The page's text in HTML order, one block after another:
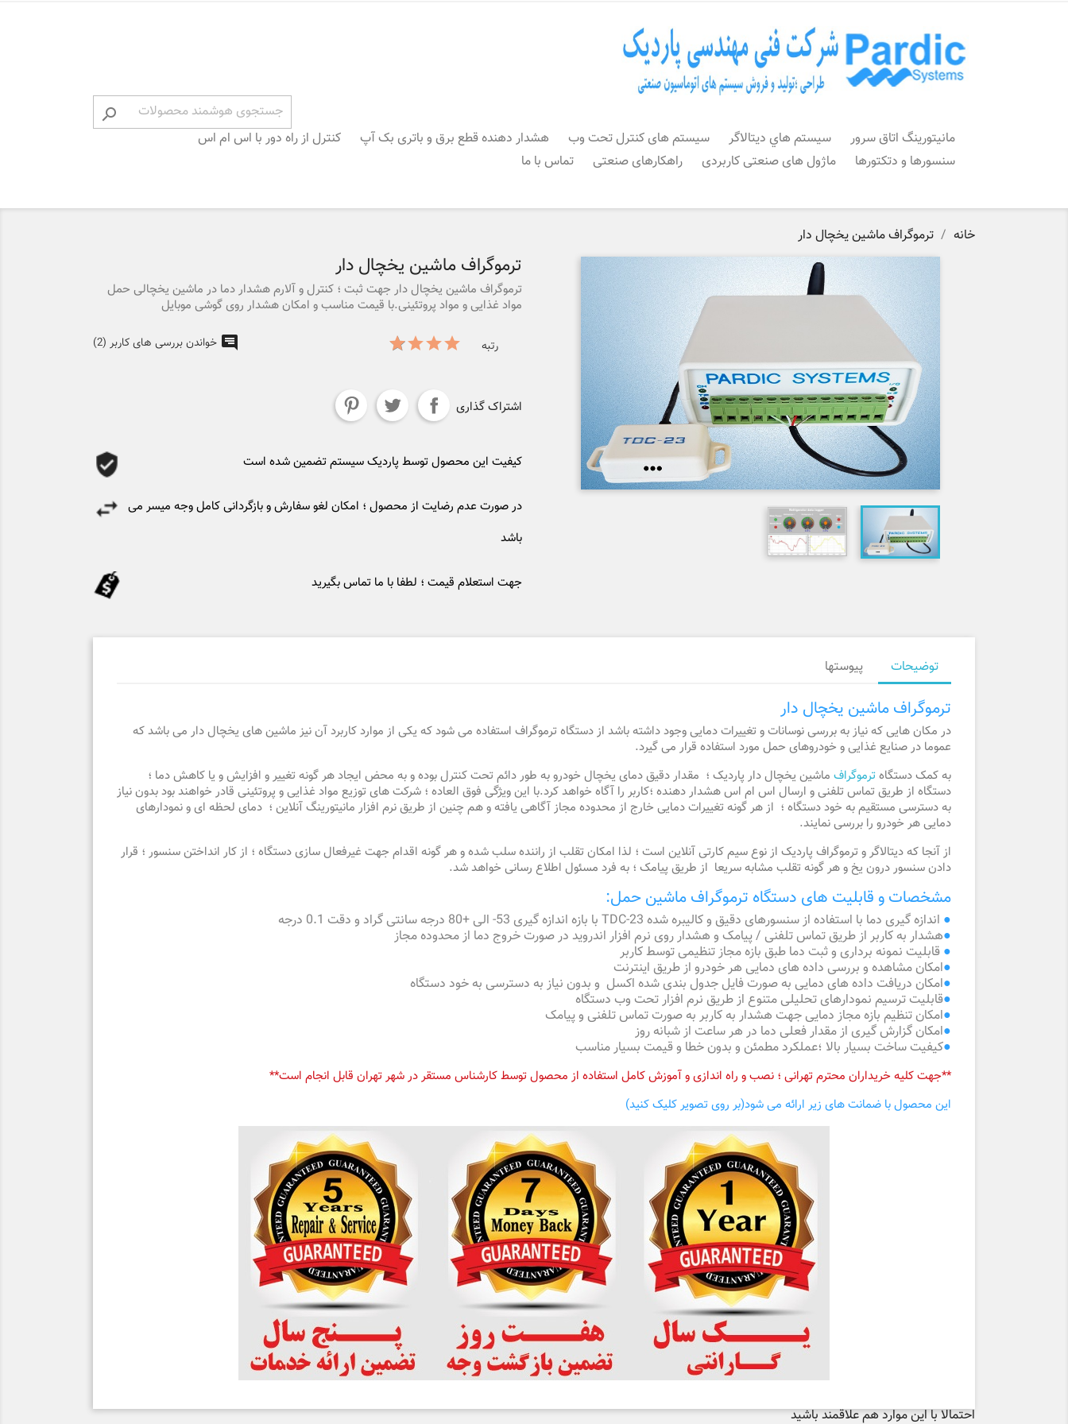

مانیتورینگ اتاق سرور سيستم هاي ديتالاگر سیستم های کنترل تحت وب هشدار دهنده قطع برق و باتری بک آپ
کنترل از راه دور با اس ام اس
سنسورها و دتکتورها
ماژول های صنعتی کاربردی راهکارهای صنعتی تماس با ما
خانه ترموگراف ماشین یخچال دار
ترموگراف ماشین یخچال دار
ترموگراف ماشین یخچال دار جهت ثبت ؛ کنترل و آلارم هشدار دما در ماشین یخچالی حمل
مواد غذایی و مواد پروتئینی.با قیمت مناسب و امکان هشدار روی گوشی موبایل
رتبه خواندن بررسی های کاربر (2)
اشتراک گذاری
کیفیت این محصول توسط پاردیک سیستم تضمین شده است
در صورت عدم رضایت از محصول ؛ امکان لغو سفارش و بازگردانی کامل وجه میسر می
باشد
جهت استعلام قیمت ؛ لطفا با ما تماس بگیرید
توضیحات پیوست‎ها
ترموگراف ماشین یخچال دار
در مکان هایی که نیاز به بررسی نوسانات و تغییرات دمایی وجود داشته باشد از دستگاه ترموگراف استفاده می شود که یکی از موارد کاربرد آن نیز ماشین های یخچال دار می باشد که
عموما در صنایع غذایی و خودروهای حمل مورد استفاده قرار می گیرد.
به کمک دستگاهترموگراف ماشین یخچال دار پاردیک ؛ مقدار دقیق دمای یخچال خودرو به طور دائم تحت کنترل بوده و به محض ایجاد هر گونه تغییر و افزایش و یا کاهش دما ؛
دستگاه از طریق تماس تلفنی و ارسال اس ام اس هشدار دهنده ؛کاربر را آگاه خواهد کرد.با این ویژگی فوق العاده ؛ شرکت های توزیع مواد غذایی و پروتئینی قادر خواهند بود بدون نیاز
به دسترسی مستقیم به خود دستگاه ؛ از هر گونه تغییرات دمایی خارج از محدوده مجاز آگاهی یافته و هم چنین از طریق نرم افزار مانیتورینگ آنلاین ؛ دمای لحظه ای و نمودارهای
دمایی هر خودرو را بررسی نمایند.
از آنجا که دیتالاگر و ترموگراف پاردیک از نوع سیم کارتی آنلاین است ؛ لذا امکان تقلب از راننده سلب شده و هر گونه اقدام جهت غیرفعال سازی دستگاه ؛ از کار انداختن سنسور ؛ قرار
دادن سنسور درون یخ و هر گونه تقلب مشابه سریعا از طریق پیامک ؛ به فرد مسئول اطلاع رسانی خواهد شد.
مشخصات و قابلیت های دستگاه ترموگراف ماشین حمل:
● اندازه گیری دما با استفاده از سنسورهای دقیق و کالیبره شده TDC-23 با بازه اندازه گیری 53- الی +80 درجه سانتی گراد و دقت 0.1 درجه
●هشدار به کاربر از طریق تماس تلفنی / پیامک و هشدار روی نرم افزار اندروید در صورت خروج دما از محدوده مجاز
● قابلیت نمونه برداری و ثبت دما طبق بازه مجاز تنظیمی توسط کاربر
●امکان مشاهده و بررسی داده های دمایی هر خودرو از طریق اینترنت
●امکان دریافت داده های دمایی به صورت فایل جدول بندی شده اکسل و بدون نیاز به دسترسی به خود دستگاه
●قابلیت ترسیم نمودارهای تحلیلی متنوع از طریق نرم افزار تحت وب دستگاه
●امکان تنظیم بازه مجاز دمایی جهت هشدار به کاربر به صورت تماس تلفنی و پیامک
●امکان گزارش گیری از مقدار فعلی دما در هر ساعت از شبانه روز
●کیفیت ساخت بسیار بالا ؛عملکرد مطمئن و بدون خطا و قیمت بسیار مناسب
**جهت کلیه خریداران محترم تهرانی ؛ نصب و راه اندازی و آموزش کامل استفاده از محصول توسط کارشناس مستقر در شهر تهران قابل انجام است**
این محصول با ضمانت های زیر ارائه می شود(بر روی تصویر کلیک کنید)
احتمالا با این موارد هم علاقمند باشید